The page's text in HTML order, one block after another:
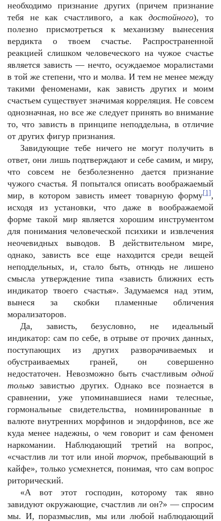
необходимо признание других (причем признание
тебя не как счастливого, а какдостойного), то
полезно присмотреться к механизму вынесения
вердикта о твоем счастье. Распространенной
реакцией слишком человеческого на чужое счастье
является зависть — нечто, осуждаемое моралистами
в той же степени, что и молва. И тем не менее между
такими феноменами, как зависть других и моим
счастьем существует значимая корреляция. Не совсем
однозначная, но все же следует принять во внимание
то, что зависть в принципе неподдельна, в отличие
от других фигур признания.
Завидующие тебе ничего не могут получить в
ответ, они лишь подтверждают и себе самим, и миру,
что совсем не безболезненно дается признание
чужого счастья. Я попытался описать воображаемый
мир, в котором зависть имеет товарную форму[1] ,
исходя из установки, что даже в воображаемой
форме такой мир является хорошим инструментом
для понимания человеческой психики и извлечения
неочевидных выводов. В действительном мире,
однако, зависть все еще находится среди вещей
неподдельных, и, стало быть, отнюдь не лишено
смысла утверждение типа «зависть ближних есть
индикатор твоего счастья». Задумаемся над этим,
вынеся за скобки пламенные обличения
морализаторов.
Да, зависть, безусловно, не идеальный
индикатор: сам по себе, в отрыве от прочих данных,
поступающих из других разворачиваемых и
обустраиваемых граней, он совершенно
недостаточен. Невозможно быть счастливым одной
только завистью других. Однако все познается в
сравнении, уже упоминавшиеся нами телесные,
гормональные свидетельства, номинированные в
валюте внутренних морфинов и эндорфинов, все же
куда менее надежны, о чем говорит и сам феномен
наркомании. Наблюдающий третий на вопрос,
«счастлив ли тот или инойторчок, пребывающий в
кайфе», только усмехнется, понимая, что сам вопрос
риторический.
«А вот этот господин, которому так явно
завидуют окружающие, счастлив ли он?» — спросим
мы. И, поразмыслив, мы или любой наблюдающий